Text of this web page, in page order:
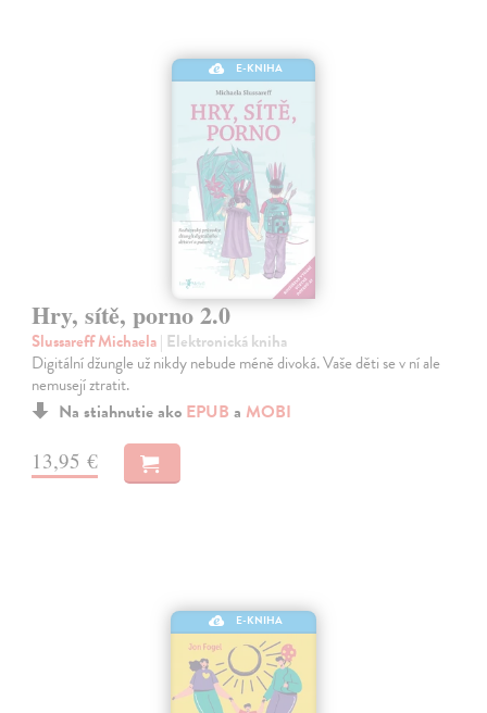
E-KNIHA
Hry, sítě, porno 2.0
Slussareff Michaela| Elektronická kniha
Digitální džungle už nikdy nebude méně divoká. Vaše děti se v ní ale
nemusejí ztratit.
Na stiahnutie ako EPUB a MOBI
13,95 €
E-KNIHA